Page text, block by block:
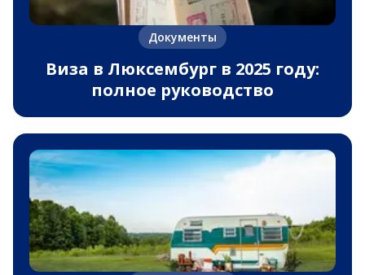
Документы
Виза в Люксембург в 2025 году:
полное руководство